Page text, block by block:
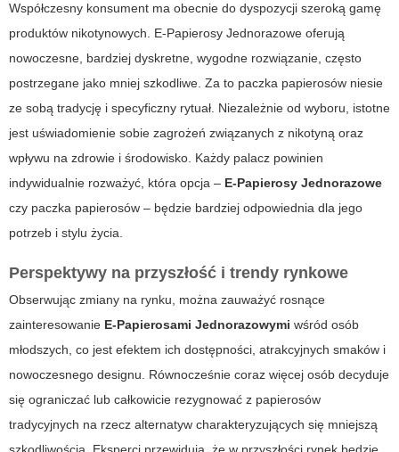
Współczesny konsument ma obecnie do dyspozycji szeroką gamę
produktów nikotynowych. E-Papierosy Jednorazowe oferują
nowoczesne, bardziej dyskretne, wygodne rozwiązanie, często
postrzegane jako mniej szkodliwe. Za to paczka papierosów niesie
ze sobą tradycję i specyficzny rytuał. Niezależnie od wyboru, istotne
jest uświadomienie sobie zagrożeń związanych z nikotyną oraz
wpływu na zdrowie i środowisko. Każdy palacz powinien
indywidualnie rozważyć, która opcja – E-Papierosy Jednorazowe
czy paczka papierosów – będzie bardziej odpowiednia dla jego
potrzeb i stylu życia.
Perspektywy na przyszłość i trendy rynkowe
Obserwując zmiany na rynku, można zauważyć rosnące
zainteresowanie E-Papierosami Jednorazowymi wśród osób
młodszych, co jest efektem ich dostępności, atrakcyjnych smaków i
nowoczesnego designu. Równocześnie coraz więcej osób decyduje
się ograniczać lub całkowicie rezygnować z papierosów
tradycyjnych na rzecz alternatyw charakteryzujących się mniejszą